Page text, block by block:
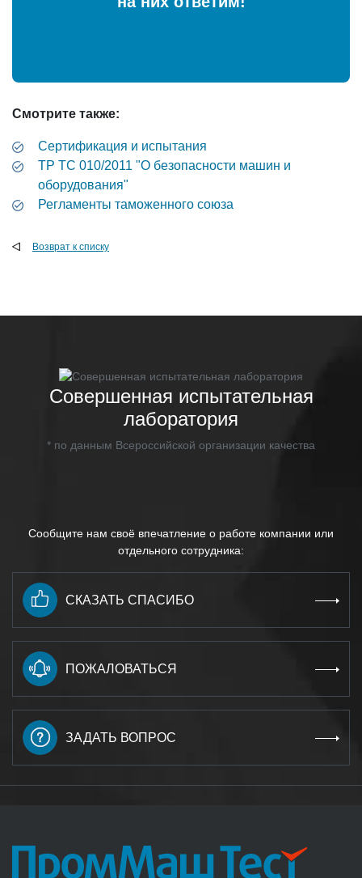
Смотрите также:
Сертификация и испытания
ТР ТС 010/2011 "О безопасности машин и
оборудования"
Регламенты таможенного союза
Возврат к списку
Совершенная испытательная
лаборатория
* по данным Всероссийской организации качества
Сообщите нам своё впечатление о работе компании или
отдельного сотрудника:
СКАЗАТЬ СПАСИБО
ПОЖАЛОВАТЬСЯ
ЗАДАТЬ ВОПРОС